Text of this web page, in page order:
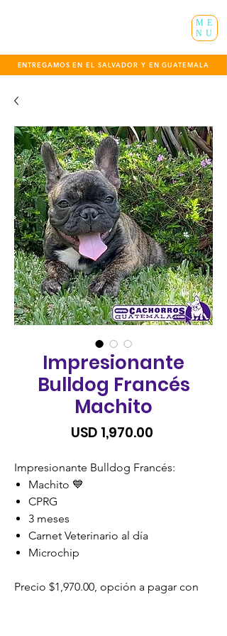
ENTREGAMOS EN EL SALVADOR Y EN GUATEMALA
ME
NU
Impresionante
Bulldog Francés
Machito
USD 1,970.00Precio
Impresionante Bulldog Francés:
Machito 💙
CPRG
3 meses
Carnet Veterinario al día
Microchip
Precio $1,970.00, opción a pagar con